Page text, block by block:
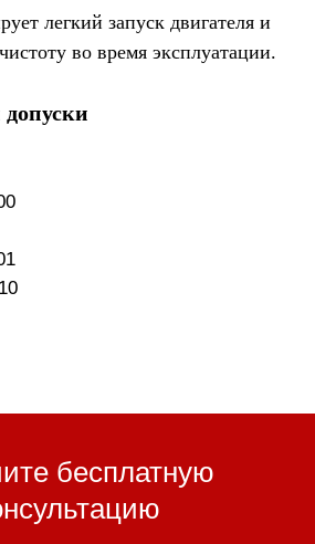
легкий запуск двигателя и
во время эксплуатации.
допуски
бесплатную